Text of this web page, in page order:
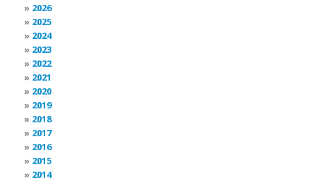
2026
2025
2024
2023
2022
2021
2020
2019
2018
2017
2016
2015
2014